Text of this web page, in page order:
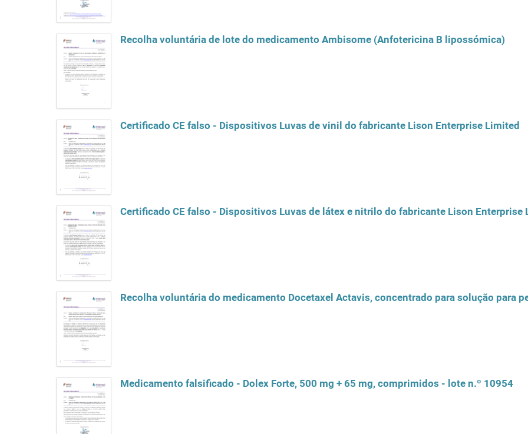
Recolha voluntária de lote do medicamento Ambisome (Anfotericina B lipossómica)
Certificado CE falso - Dispositivos Luvas de vinil do fabricante Lison Enterprise Limited
Certificado CE falso - Dispositivos Luvas de látex e nitrilo do fabricante Lison Enterprise
Medicamento falsificado - Dolex Forte, 500 mg + 65 mg, comprimidos - lote n.º 10954